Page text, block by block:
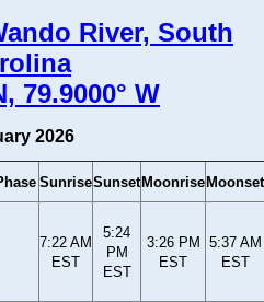
River, South
79.9000° W
2026
SunriseSunset Moonrise Moonset
7:22 AM
EST
5:24
PM
EST
3:26 PM
EST
5:37 AM
EST